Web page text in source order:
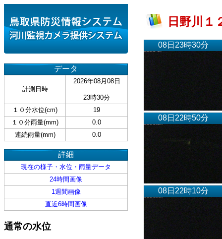
データ
計測日時
2026年08月08日
23時30分
１０分水位(cm)
19
１０分雨量(mm)
0.0
連続雨量(mm)
0.0
詳細
現在の様子・水位・雨量データ
24時間画像
1週間画像
直近6時間画像
通常の水位
日野川１
08日23時30分
08日22時50分
08日22時10分